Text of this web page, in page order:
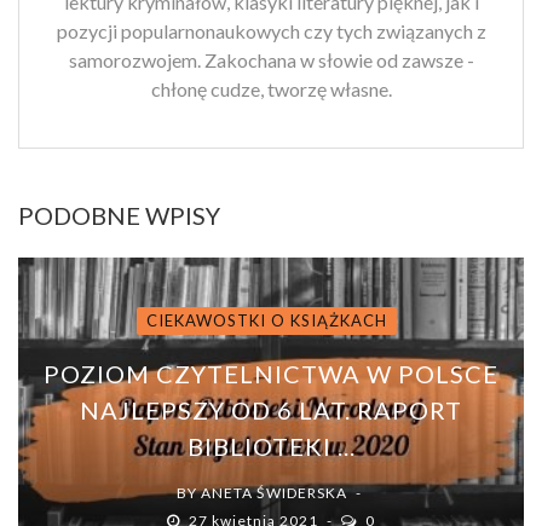
pozycji popularnonaukowych czy tych związanych z
samorozwojem. Zakochana w słowie od zawsze -
chłonę cudze, tworzę własne.
PODOBNE WPISY
CIEKAWOSTKI O KSIĄŻKACH
POZIOM CZYTELNICTWA W POLSCE
NAJLEPSZY OD 6 LAT. RAPORT
BIBLIOTEKI ...
BYANETA ŚWIDERSKA
27 kwietnia 2021
0